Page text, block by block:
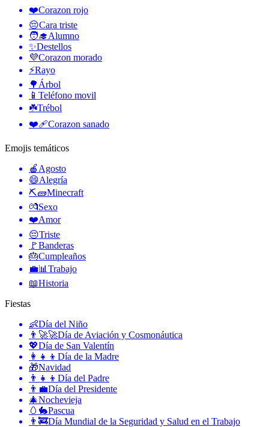
❤️Corazon rojo
😔Cara triste
🧑‍🎓Alumno
✨Destellos
💜Corazon morado
⚡Rayo
🌳 Árbol
📱 Teléfono movil
☘️Trébol
❤️‍🩹Corazon sanado
Emojis temáticos
🍎 Agosto
😄Alegría
⛏🧱Minecraft
💏Sexo
❤️Amor
😔Triste
🚩Banderas
🎂Cumpleaños
💼📊 Trabajo
📖Historia
Fiestas
👶Día del Niño
👨‍🚀🚀Día de Aviación y Cosmonáutica
💖Día de San Valentín
👩‍👧‍👦 Día de la Madre
🎁Navidad
👨‍👧‍👦 Día del Padre
👨‍💼Día del Presidente
🎄Nochevieja
🥚🐇Pascua
👨‍🚒Día Mundial de la Seguridad y Salud en el Trabajo